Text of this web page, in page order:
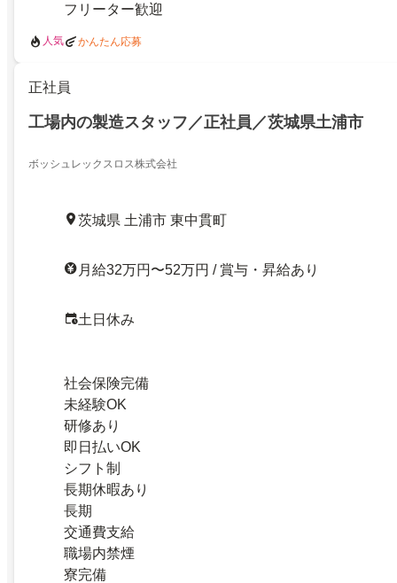
フリーター歓迎
人気 かんたん応募
正社員
工場内の製造スタッフ／正社員／茨城県土浦市
ボッシュレックスロス株式会社
茨城県 土浦市 東中貫町
月給32万円〜52万円 / 賞与・昇給あり
土日休み
社会保険完備
未経験OK
研修あり
即日払いOK
シフト制
長期休暇あり
長期
交通費支給
職場内禁煙
寮完備